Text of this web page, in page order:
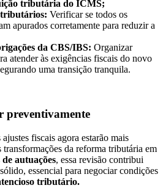
tributária do ICMS;
tributários: Verificar se todos os
apurados corretamente para reduzir a
da CBS/IBS: Organizar
atender às exigências fiscais do novo
uma transição tranquila.
preventivamente
fiscais agora estarão mais
transformações da reforma tributária em
de autuações, essa revisão contribui
essencial para negociar condições
tributário.